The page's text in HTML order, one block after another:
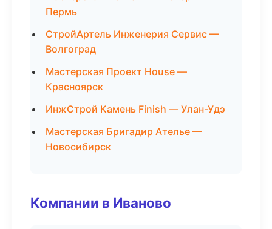
Пермь
СтройАртель Инженерия Сервис —
Волгоград
Мастерская Проект House —
Красноярск
ИнжСтрой Камень Finish — Улан-Удэ
Мастерская Бригадир Ателье —
Новосибирск
Компании в Иваново